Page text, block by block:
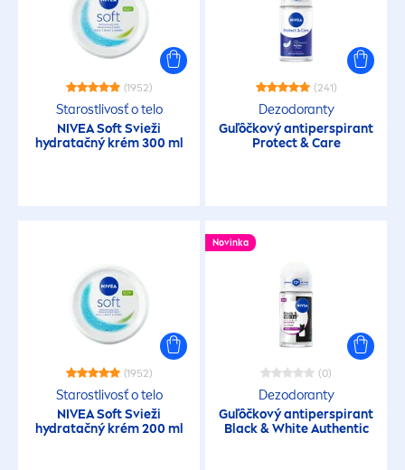
(1952)
Starostlivosť o telo
NIVEASoft Svieži
hydratačný krém 300 ml
(241)
Dezodoranty
Guľôčkový antiperspirant
Protect&Care
(1952)
Starostlivosť o telo
NIVEASoft Svieži
hydratačný krém 200 ml
Novinka
(0)
Dezodoranty
Guľôčkový antiperspirant
Black&WhiteAuthentic